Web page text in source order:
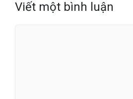
Viết một bình luận